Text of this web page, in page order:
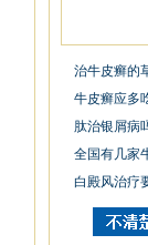
治牛皮癣的
牛皮癣应多
肽治银屑病
全国有几家
白殿风治疗